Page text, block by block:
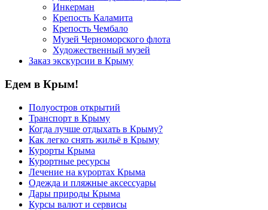
Инкерман
Крепость Каламита
Крепость Чембало
Музей Черноморского флота
Художественный музей
Заказ экскурсии в Крыму
Едем в Крым!
Полуостров открытий
Транспорт в Крыму
Когда лучше отдыхать в Крыму?
Как легко снять жильё в Крыму
Курорты Крыма
Курортные ресурсы
Лечение на курортах Крыма
Одежда и пляжные аксессуары
Дары природы Крыма
Курсы валют и сервисы